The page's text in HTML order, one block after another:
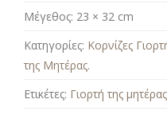
Μέγεθος: 23 × 32 cm
Κατηγορίες: Κορνίζες
της Μητέρας.
Ετικέτες: Γιορτή της μητέρας